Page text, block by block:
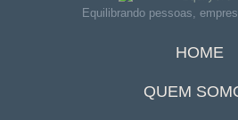
Equilibrando pessoas,
HOME
QUEM